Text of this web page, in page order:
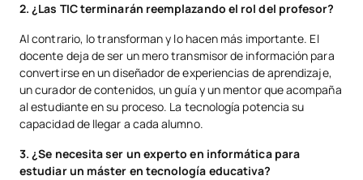
2. ¿Las TIC terminarán reemplazando el rol del profesor?
Al contrario, lo transforman y lo hacen más importante. El
docente deja de ser un mero transmisor de información para
convertirse en un diseñador de experiencias de aprendizaje,
un curador de contenidos, un guía y un mentor que acompaña
al estudiante en su proceso. La tecnología potencia su
capacidad de llegar a cada alumno.
3. ¿Se necesita ser un experto en informática para
estudiar un máster en tecnología educativa?